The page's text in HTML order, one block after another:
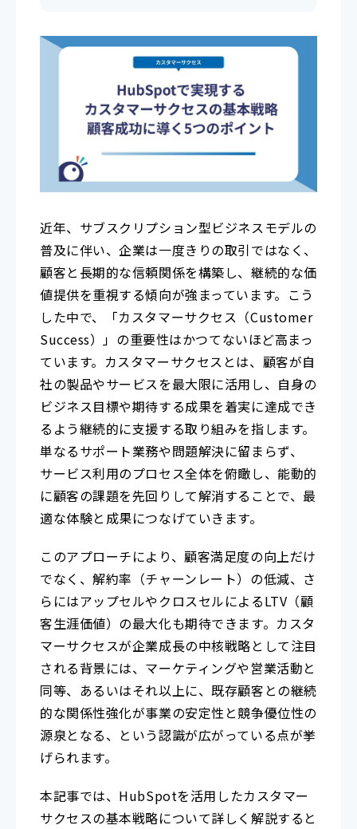
近年、サブスクリプション型ビジネスモデルの
普及に伴い、企業は一度きりの取引ではなく、
顧客と長期的な信頼関係を構築し、継続的な価
値提供を重視する傾向が強まっています。こう
した中で、「カスタマーサクセス（Customer
Success）」の重要性はかつてないほど高まっ
ています。カスタマーサクセスとは、顧客が自
社の製品やサービスを最大限に活用し、自身の
ビジネス目標や期待する成果を着実に達成でき
るよう継続的に支援する取り組みを指します。
単なるサポート業務や問題解決に留まらず、
サービス利用のプロセス全体を俯瞰し、能動的
に顧客の課題を先回りして解消することで、最
適な体験と成果につなげていきます。
このアプローチにより、顧客満足度の向上だけ
でなく、解約率（チャーンレート）の低減、さ
らにはアップセルやクロスセルによるLTV（顧
客生涯価値）の最大化も期待できます。カスタ
マーサクセスが企業成長の中核戦略として注目
される背景には、マーケティングや営業活動と
同等、あるいはそれ以上に、既存顧客との継続
的な関係性強化が事業の安定性と競争優位性の
源泉となる、という認識が広がっている点が挙
げられます。
本記事では、HubSpotを活用したカスタマー
サクセスの基本戦略について詳しく解説すると